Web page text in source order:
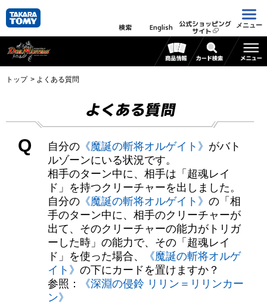
検索 English 公式ショッピング
サイト
メニュー
トップ よくある質問
よくある質問
Q 自分の 《魔誕の斬将オルゲイト》 がバト
ルゾーンにいる状況です。
相手のターン中に、相手は「超魂レイ
ド」を持つクリーチャーを出しました。
自分の 《魔誕の斬将オルゲイト》 の「相
手のターン中に、相手のクリーチャーが
出て、そのクリーチャーの能力がトリガ
ーした時」の能力で、その「超魂レイ
ド」を使った場合、
《魔誕の斬将オルゲ
イト》 の下にカードを置けますか？
参照：
《深淵の侵鈴 リリン＝リリンカー
ン》